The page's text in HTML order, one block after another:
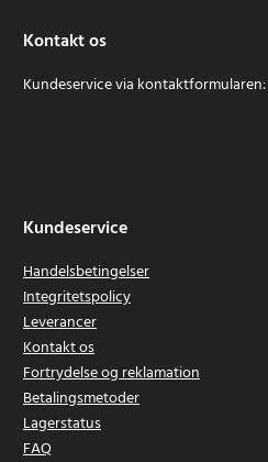
Kontakt os
Kundeservice via kontaktformularen:
Kundeservice
Handelsbetingelser
Integritetspolicy
Leverancer
Kontakt os
Fortrydelse og reklamation
Betalingsmetoder
Lagerstatus
FAQ